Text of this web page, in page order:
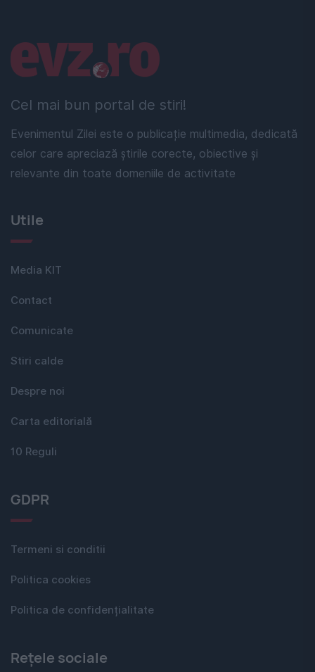
Cel mai bun portal de stiri!
Evenimentul Zilei este o publicație multimedia, dedicată
celor care apreciază știrile corecte, obiective și
relevante din toate domeniile de activitate
Linkuri utile
Utile
Media KIT
Contact
Comunicate
Stiri calde
Despre noi
Carta editorială
10 Reguli
GDPR
Termeni si conditii
Politica cookies
Politica de confidențialitate
Rețele sociale